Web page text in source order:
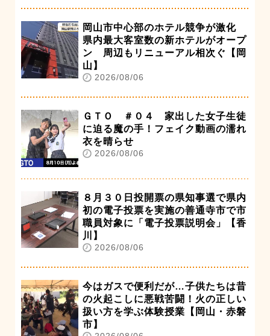
岡山市中心部のホテル競争が激化
県内最大客室数の新ホテルがオープ
ン 周辺もリニューアル相次ぐ【岡
山】
2026/08/06
ＧＴＯ ＃０４ 家出した女子生徒
に迫る魔の手！フェイク動画の濡れ
衣を晴らせ
2026/08/06
８月３０日投開票の県知事選で県内
初の電子投票を実施の善通寺市で市
職員対象に「電子投票説明会」【香
川】
2026/08/06
今はガスで便利だが…子供たちは昔
の火起こしに悪戦苦闘！火の正しい
扱い方を学ぶ体験授業【岡山・赤磐
市】